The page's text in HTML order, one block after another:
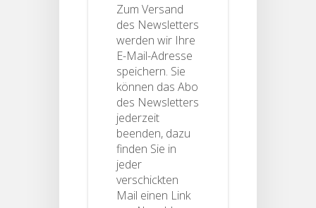
Zum Versand
des Newsletters
werden wir Ihre
E-Mail-Adresse
speichern. Sie
können das Abo
des Newsletters
jederzeit
beenden, dazu
finden Sie in
jeder
verschickten
Mail einen Link